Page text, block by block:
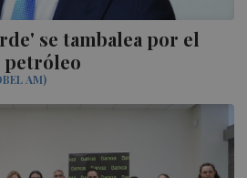
se tambalea por el
AM)